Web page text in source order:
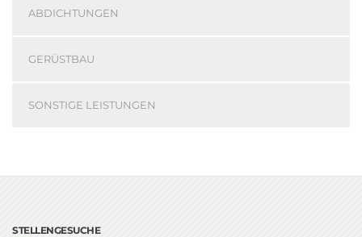
ABDICHTUNGEN
GERÜSTBAU
SONSTIGE LEISTUNGEN
STELLENGESUCHE